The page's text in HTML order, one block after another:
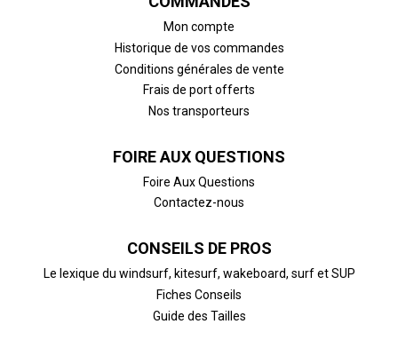
Mon compte
Historique de vos commandes
Conditions générales de vente
Frais de port offerts
Nos transporteurs
FOIRE AUX QUESTIONS
Foire Aux Questions
Contactez-nous
CONSEILS DE PROS
Le lexique du windsurf, kitesurf, wakeboard, surf et SUP
Fiches Conseils
Guide des Tailles